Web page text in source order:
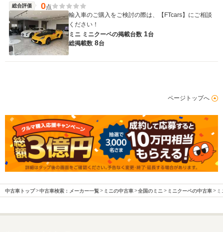
総合評価 0点
輸入車のご購入をご検討の際は、【FTcars】にご相談
ください！
ミニ ミニクーペの掲載台数 1台
総掲載数 8台
ページトップへ
中古車トップ 中古車検索：メーカー一覧 ミニの中古車 全国のミニ ミニクーペの中古車